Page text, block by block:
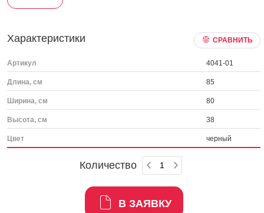
Характеристики СРАВНИТЬ
Артикул 4041-01
Длина, см 85
Ширина, см 80
Высота, см 38
Цвет черный
Количество
В ЗАЯВКУ